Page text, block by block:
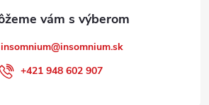
insomnium@insomnium.sk
+421 948 602 907